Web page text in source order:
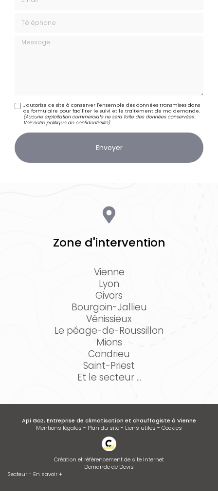
Message
J'autorise ce site à conserver l'ensemble des données transmises dans
ce formulaire pour faciliter le suivi et le traitement de ma demande.
(Aucune exploitation commerciale ne sera faite des données conservées.
Voir notrepolitique de confidentialité)
Zone d'intervention
Vienne
Lyon
Givors
Bourgoin-Jallieu
Vénissieux
Le péage-de-Roussillon
Mions
Condrieu
Saint-Priest
Et le secteur ...
Api Gaz, Entreprise de climatisation et chauffagiste à Vienne
Mentions légales - Plan du site- Liens utiles - Cookies
Création et référencement de site Internet
Demande de Devis
Secteur- En savoir +